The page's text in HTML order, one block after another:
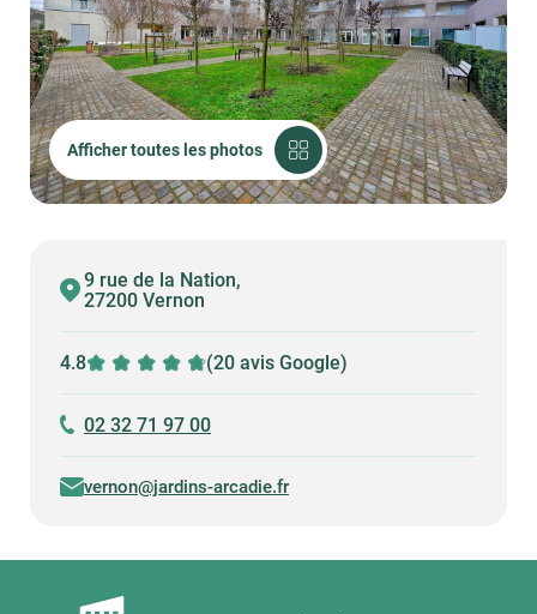
Afficher toutes les photos
9 rue de la Nation,
27200 Vernon
4.8 (20 avis Google)
02 32 71 97 00
vernon@jardins-arcadie.fr